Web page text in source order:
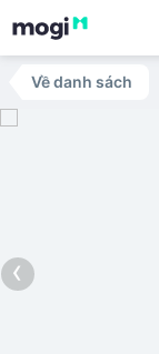
Về danh sách
‹